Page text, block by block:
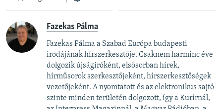
Fazekas Pálma
Fazekas Pálma a Szabad Európa budapesti
irodájának hírszerkesztője. Csaknem harminc éve
dolgozik újságíróként, elsősorban hírek,
hírműsorok szerkesztőjeként, hírszerkesztőségek
vezetőjeként. A nyomtatott és az elektronikus sajtó
szinte minden területén dolgozott, így a Kurírnál,